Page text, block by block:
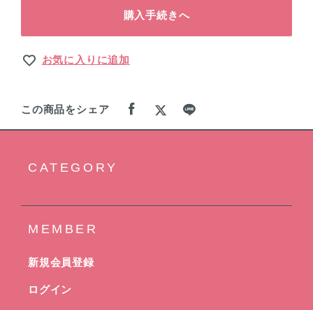
購入手続きへ
お気に入りに追加
この商品をシェア
CATEGORY
MEMBER
新規会員登録
ログイン